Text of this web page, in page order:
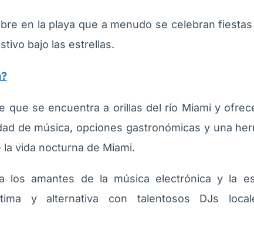
en la playa que a menudo se celebran
bajo las estrellas.
que se encuentra a orillas del río Miami y
de música, opciones gastronómicas y una
vida nocturna de Miami.
los amantes de la música electrónica y la
y alternativa con talentosos DJs